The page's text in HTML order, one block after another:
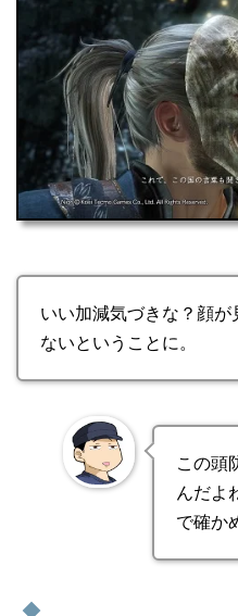
いい加減気づきな？顔が
ないということに。
この頭
んだよ
で確か